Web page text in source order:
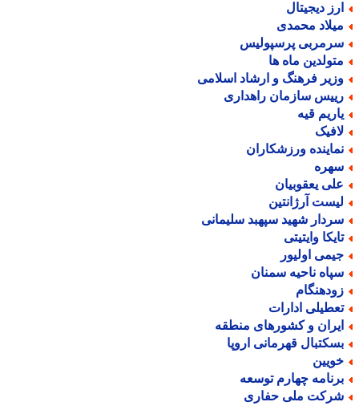
دیجیتال
محمدی
پرسپولیس
ماه ها
فرهنگ و ارشاد اسلامی
سازمان راهداری
قیه
ورزشکاران
یعقوبیان
آرژانتین
شهید سپهبد سلیمانی
وایتیتی
اولیور
ناحیه سمنان
ادارات
و کشورهای منطقه
قهرمانی اروپا
چهارم توسعه
ملی حفاری